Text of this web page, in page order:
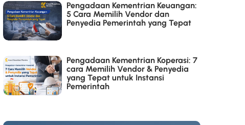
Pengadaan Kementrian Keuangan:
5 Cara Memilih Vendor dan
Penyedia Pemerintah yang Tepat
Pengadaan Kementrian Koperasi: 7
cara Memilih Vendor & Penyedia
yang Tepat untuk Instansi
Pemerintah